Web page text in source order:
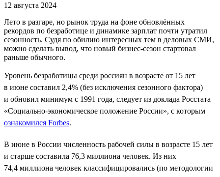
12 августа 2024
Лето в разгаре, но рынок труда на фоне обновлённых
рекордов по безработице и динамике зарплат почти утратил
сезонность. Судя по обилию интересных тем в деловых СМИ,
можно сделать вывод, что новый бизнес-сезон стартовал
раньше обычного.
Уровень безработицы среди россиян в возрасте от 15 лет
в июне составил 2,4% (без исключения сезонного фактора)
и обновил минимум с 1991 года, следует из доклада Росстата
«Социально-экономическое положение России», с которым
ознакомился Forbes.
В июне в России численность рабочей силы в возрасте 15 лет
и старше составила 76,3 миллиона человек. Из них
74,4 миллиона человек классифицировались (по методологии